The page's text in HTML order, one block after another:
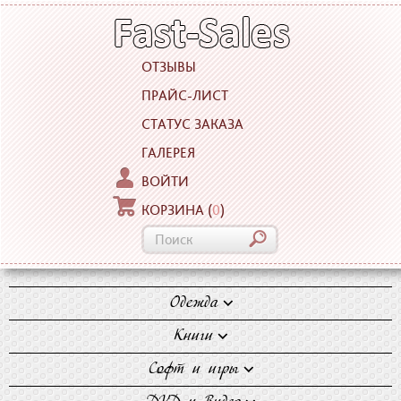
ОТЗЫВЫ
ПРАЙС-ЛИСТ
СТАТУС ЗАКАЗА
ГАЛЕРЕЯ
ВОЙТИ
КОРЗИНА(0)
Одежда
Блузки
Джинсы
Майки
Книги
Художественная
литература
Софт и игры